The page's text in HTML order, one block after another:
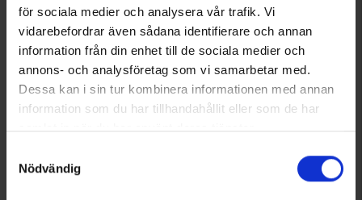
för sociala medier och analysera vår trafik. Vi
vidarebefordrar även sådana identifierare och annan
information från din enhet till de sociala medier och
annons- och analysföretag som vi samarbetar med.
Dessa kan i sin tur kombinera informationen med annan
information som du har tillhandahållit eller som de har
samlat in när du har använt deras tjänster.
Nödvändig
Viser 1–2 ud af 2 produkter
1